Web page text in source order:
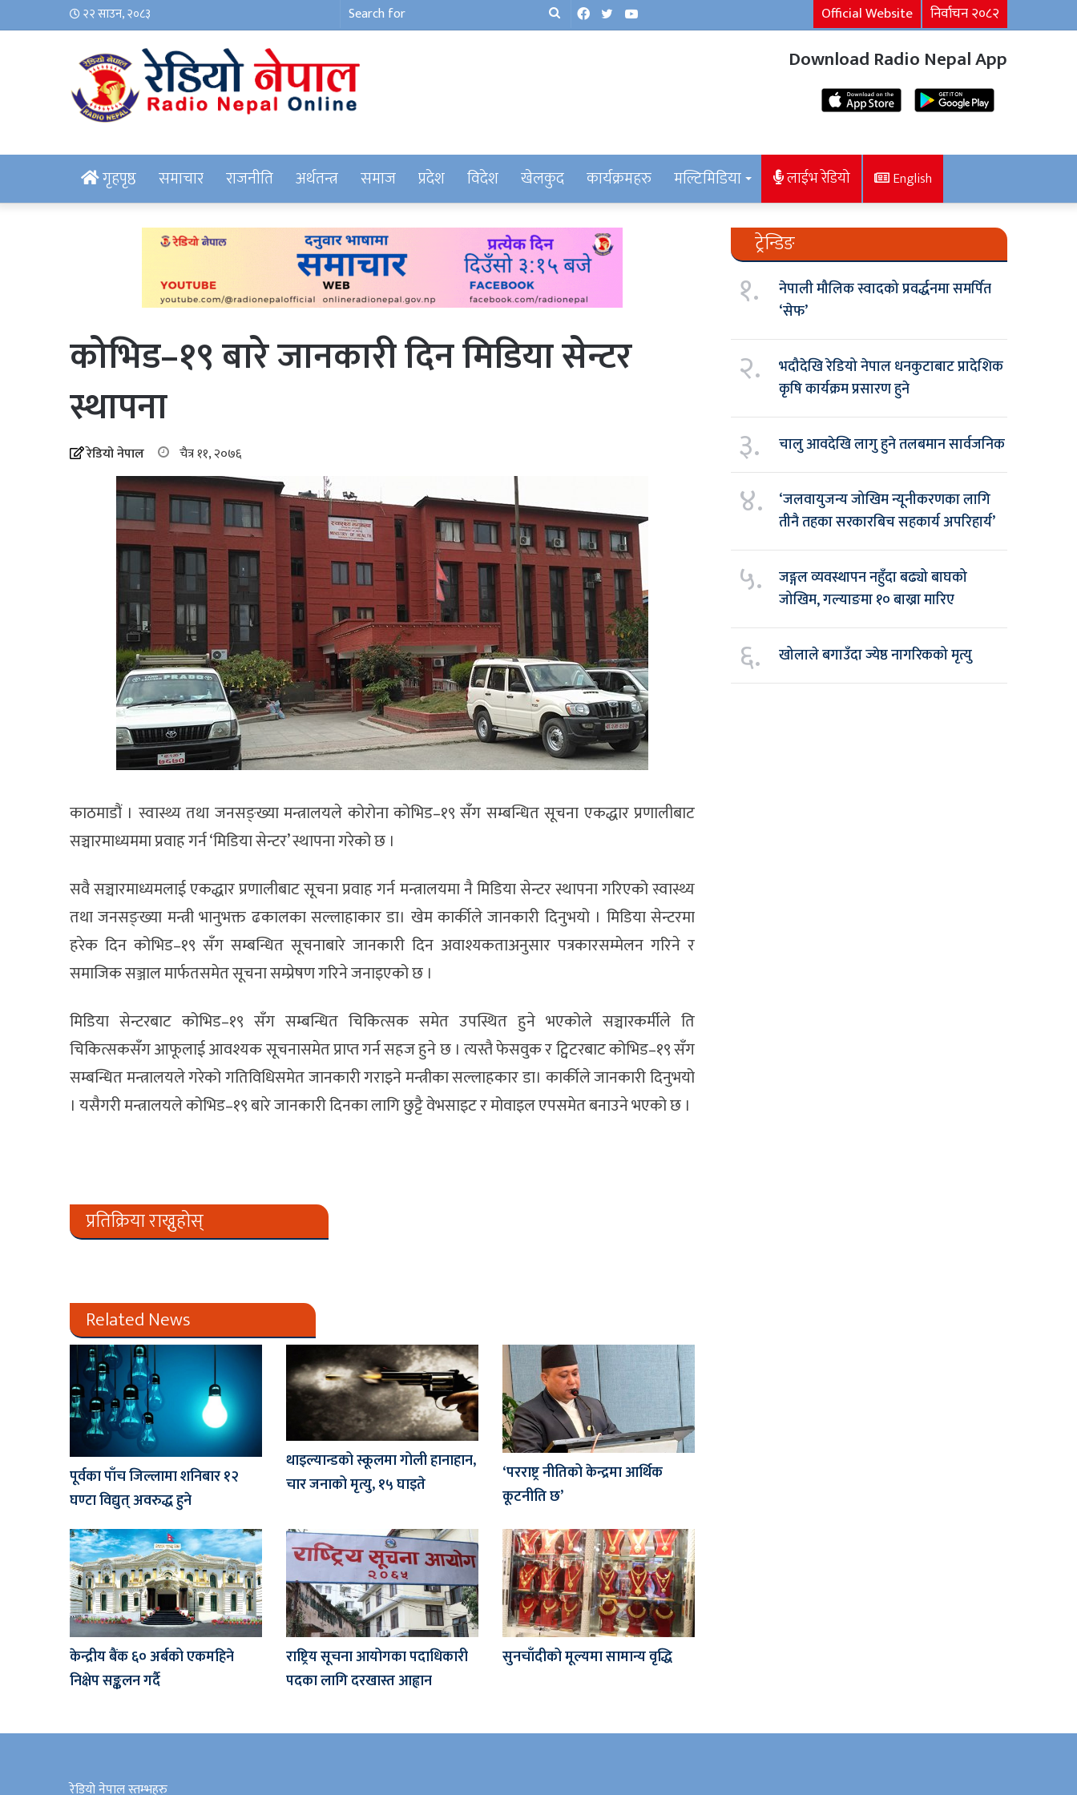
२२ साउन, २०८३
SearchFacebook
TwitterYouTube Official Website निर्वाचन २०८२
Download Radio Nepal App
गृहपृष्ठ समाचार राजनीति अर्थतन्त्र समाज प्रदेश विदेश खेलकुद कार्यक्रमहरु मल्टिमिडिया लाईभ रेडियो English
कोभिड–१९ बारे जानकारी दिन मिडिया सेन्टर
स्थापना
रेडियो नेपाल चैत्र ११, २०७६
काठमाडौं । स्वास्थ्य तथा जनसङ्ख्या मन्त्रालयले कोरोना कोभिड–१९ सँंग सम्बन्धित सूचना एकद्धार प्रणालीबाट
सञ्चारमाध्यममा प्रवाह गर्न ‘मिडिया सेन्टर’ स्थापना गरेको छ ।
सवै सञ्चारमाध्यमलाई एकद्धार प्रणालीबाट सूचना प्रवाह गर्न मन्त्रालयमा नै मिडिया सेन्टर स्थापना गरिएको स्वास्थ्य
तथा जनसङ्ख्या मन्त्री भानुभक्त ढकालका सल्लाहाकार डा। खेम कार्कीले जानकारी दिनुभयो । मिडिया सेन्टरमा
हरेक दिन कोभिड–१९ सँग सम्बन्धित सूचनाबारे जानकारी दिन अवाश्यकताअनुसार पत्रकारसम्मेलन गरिने र
समाजिक सञ्जाल मार्फतसमेत सूचना सम्प्रेषण गरिने जनाइएको छ ।
मिडिया सेन्टरबाट कोभिड–१९ सँग सम्बन्धित चिकित्सक समेत उपस्थित हुने भएकोले सञ्चारकर्मीले ति
चिकित्सकसँग आफूलाई आवश्यक सूचनासमेत प्राप्त गर्न सहज हुने छ । त्यस्तै फेसवुक र ट्विटरबाट कोभिड–१९ सँग
सम्बन्धित मन्त्रालयले गरेको गतिविधिसमेत जानकारी गराइने मन्त्रीका सल्लाहकार डा। कार्कीले जानकारी दिनुभयो
। यसैगरी मन्त्रालयले कोभिड–१९ बारे जानकारी दिनका लागि छुट्टै वेभसाइट र मोवाइल एपसमेत बनाउने भएको छ ।
प्रतिक्रिया राख्नुहोस्
Related News
पूर्वका पाँच जिल्लामा शनिबार १२
घण्टा विद्युत् अवरुद्ध हुने
थाइल्यान्डको स्कूलमा गोली हानाहान,
चार जनाको मृत्यु, १५ घाइते
‘परराष्ट्र नीतिको केन्द्रमा आर्थिक
कूटनीति छ’
केन्द्रीय बैंक ६० अर्बको एकमहिने
निक्षेप सङ्कलन गर्दै
राष्ट्रिय सूचना आयोगका पदाधिकारी
पदका लागि दरखास्त आह्वान
सुनचाँदीको मूल्यमा सामान्य वृद्धि
ट्रेन्डिङ
१.
नेपाली मौलिक स्वादको प्रवर्द्धनमा समर्पित
‘सेफ’
२.
भदौदेखि रेडियो नेपाल धनकुटाबाट प्रादेशिक
कृषि कार्यक्रम प्रसारण हुने
३. चालु आवदेखि लागु हुने तलबमान सार्वजनिक
४.
‘जलवायुजन्य जोखिम न्यूनीकरणका लागि
तीनै तहका सरकारबिच सहकार्य अपरिहार्य’
५.
जङ्गल व्यवस्थापन नहुँदा बढ्यो बाघको
जोखिम, गल्याङमा १० बाख्रा मारिए
६. खोलाले बगाउँदा ज्येष्ठ नागरिकको मृत्यु
रेडियो नेपाल स्तम्भहरु